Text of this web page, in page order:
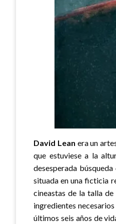
David Lean era un
que estuviese a la
desesperada
situada en una ficticia
cineastas de la talla de
ingredientes
últimos seis años de